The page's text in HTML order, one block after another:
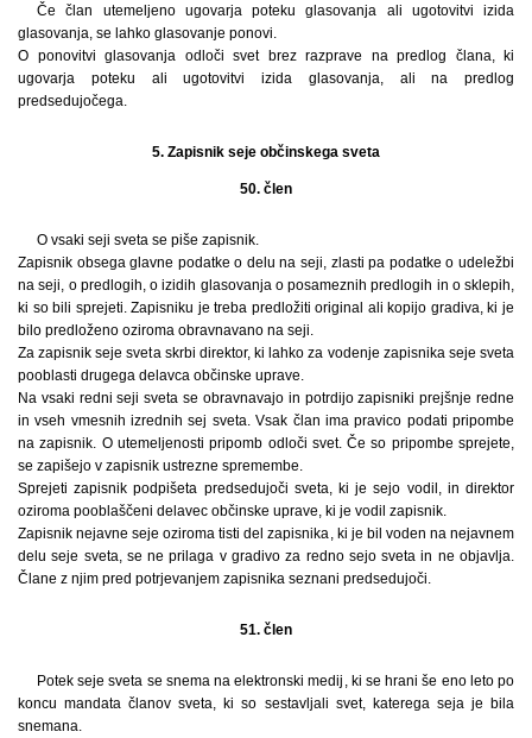
Če član utemeljeno ugovarja poteku glasovanja ali ugotovitvi izida
glasovanja, se lahko glasovanje ponovi.
O ponovitvi glasovanja odloči svet brez razprave na predlog člana, ki
ugovarja poteku ali ugotovitvi izida glasovanja, ali na predlog
predsedujočega.
5. Zapisnik seje občinskega sveta
50. člen
O vsaki seji sveta se piše zapisnik.
Zapisnik obsega glavne podatke o delu na seji, zlasti pa podatke o udeležbi
na seji, o predlogih, o izidih glasovanja o posameznih predlogih in o sklepih,
ki so bili sprejeti. Zapisniku je treba predložiti original ali kopijo gradiva, ki je
bilo predloženo oziroma obravnavano na seji.
Za zapisnik seje sveta skrbi direktor, ki lahko za vodenje zapisnika seje sveta
pooblasti drugega delavca občinske uprave.
Na vsaki redni seji sveta se obravnavajo in potrdijo zapisniki prejšnje redne
in vseh vmesnih izrednih sej sveta. Vsak član ima pravico podati pripombe
na zapisnik. O utemeljenosti pripomb odloči svet. Če so pripombe sprejete,
se zapišejo v zapisnik ustrezne spremembe.
Sprejeti zapisnik podpišeta predsedujoči sveta, ki je sejo vodil, in direktor
oziroma pooblaščeni delavec občinske uprave, ki je vodil zapisnik.
Zapisnik nejavne seje oziroma tisti del zapisnika, ki je bil voden na nejavnem
delu seje sveta, se ne prilaga v gradivo za redno sejo sveta in ne objavlja.
Člane z njim pred potrjevanjem zapisnika seznani predsedujoči.
51. člen
Potek seje sveta se snema na elektronski medij, ki se hrani še eno leto po
koncu mandata članov sveta, ki so sestavljali svet, katerega seja je bila
snemana.